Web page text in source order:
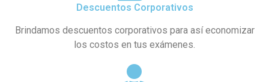
Descuentos Corporativos
Brindamos descuentos corporativos para así economizar
los costos en tus exámenes.